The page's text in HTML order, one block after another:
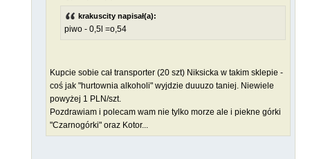
krakuscity napisał(a):
piwo - 0,5l =o,54
Kupcie sobie cał transporter (20 szt) Niksicka w takim sklepie -
coś jak "hurtownia alkoholi" wyjdzie duuuzo taniej. Niewiele
powyżej 1 PLN/szt.
Pozdrawiam i polecam wam nie tylko morze ale i piekne górki
"Czarnogórki" oraz Kotor...